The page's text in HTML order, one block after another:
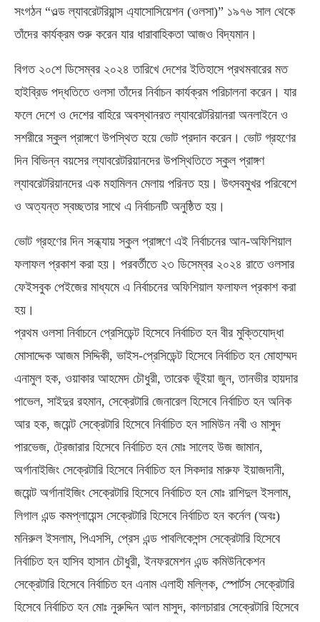
সংগঠন “ওল্ড ল্যাবরেটরিয়ান্স এ্যাসোসিয়েশন (ওলসা)” ১৯৭৬ সাল থেকে
তাঁদের কার্যক্রম শুরু করেন যার ধারাবাহিকতা আজও বিদ্যমান।
বিগত ২০শে ডিসেম্বর ২০২৪ তারিখে দেশের ইতিহাসে প্রথমবারের মত
হাইব্রিড পদ্ধতিতে ওলসা তাঁদের নির্বাচন কার্যক্রম পরিচালনা করেন। যার
ফলে দেশে ও দেশের বাহিরে অবস্থানরত ল্যাবরেটরিয়ানরা অনলাইনে ও
সশরীরে স্কুল প্রাঙ্গণে উপস্থিত হয়ে ভোট প্রদান করেন। ভোট গ্রহণের
দিন বিভিন্ন বয়সের ল্যাবরেটরিয়ানদের উপস্থিতিতে স্কুল প্রাঙ্গণ
ল্যাবরেটরিয়ানদের এক মহামিলন মেলায় পরিনত হয়। উৎসবমুখর পরিবেশে
ও অত্যন্ত স্বচ্ছতার সাথে এ নির্বাচনটি অনুষ্ঠিত হয়।
ভোট গ্রহণের দিন সন্ধ্যায় স্কুল প্রাঙ্গণে এই নির্বাচনের আন-অফিশিয়াল
ফলাফল প্রকাশ করা হয়। পরবর্তীতে ২৩ ডিসেম্বর ২০২৪ রাতে ওলসার
ফেইসবুক পেইজের মাধ্যমে এ নির্বাচনের অফিশিয়াল ফলাফল প্রকাশ করা
হয়।
প্রথম ওলসা নির্বাচনে প্রেসিডেন্ট হিসেবে নির্বাচিত হন বীর মুক্তিযোদ্ধা
মোসাদ্দেক আজম সিদ্দিকী, ভাইস-প্রেসিডেন্ট হিসেবে নির্বাচিত হন মোহাম্মদ
এনামুল হক, ওয়াকার আহমেদ চৌধুরী, তারেক ভূঁইয়া জুন, তানভীর হায়দার
পাভেল, সাইদুর রহমান, সেক্রেটারি জেনারেল হিসেবে নির্বাচিত হন অনিক
আর হক, জয়েন্ট সেক্রেটারি হিসেবে নির্বাচিত হন সামিউন নবী ও মাসুদ
পারভেজ, ট্রেজারার হিসেবে নির্বাচিত হন মোঃ সালেহ উজ জামান,
অর্গানাইজিং সেক্রেটারি হিসেবে নির্বাচিত হন সিকদার মারুফ ইয়াজদানী,
জয়েন্ট অর্গানাইজিং সেক্রেটারি হিসেবে নির্বাচিত হন মোঃ রাশিদুল ইসলাম,
লিগাল এন্ড কমপ্লায়েন্স সেক্রেটারি হিসেবে নির্বাচিত হন কর্নেল (অবঃ)
মনিরুল ইসলাম, পিএসসি, প্রেস এন্ড পাবলিকেশন্স সেক্রেটারি হিসেবে
নির্বাচিত হন হাসিব হাসান চৌধুরী, ইনফরমেশন এন্ড কমিউনিকেশন
সেক্রেটারি হিসেবে নির্বাচিত হন এনাম এলাহী মল্লিক, স্পোর্টস সেক্রেটারি
হিসেবে নির্বাচিত হন মোঃ নুরুদ্দিন আল মাসুদ, কালচারার সেক্রেটারি হিসেবে